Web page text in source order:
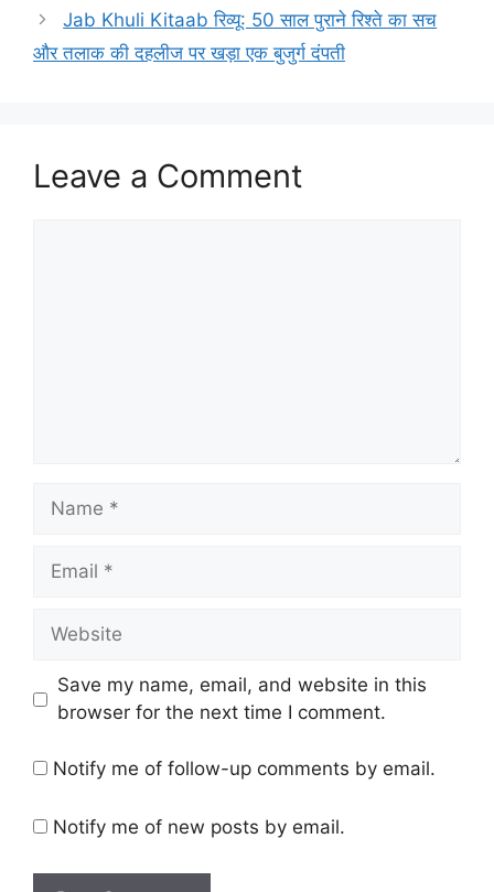
Jab Khuli Kitaab रिव्यू: 50 साल पुराने रिश्ते का सच
और तलाक की दहलीज पर खड़ा एक बुजुर्ग दंपती
Leave a Comment
Name
Email
Website
Save my name, email, and website in this
browser for the next time I comment.
Notify me of follow-up comments by email.
Notify me of new posts by email.